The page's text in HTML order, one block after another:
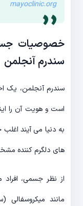
mayoclinic.org
خصوصیات
سندرم آنجلمن
سندرم آنجلمن، یک
است و هویت آن را
به دنیا می آیند
های دلگرم کننده
از نظر جسمی، افراد
مانند